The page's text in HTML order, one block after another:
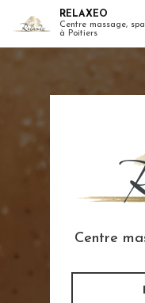
RELAXEO
Centre massage, spa et piscine
à Poitiers
Centre